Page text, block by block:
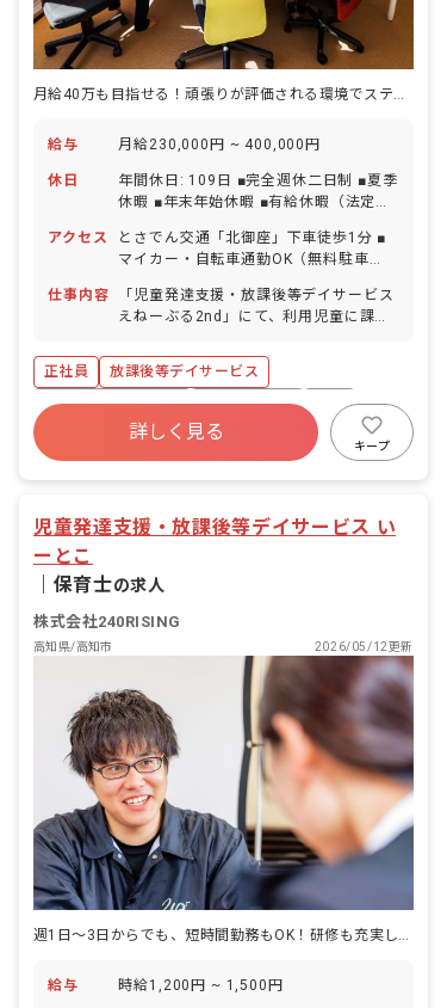
月給40万も目指せる！頑張りが評価される環境でステップアップ・男性も可！
給与 月給230,000円 ~ 400,000円
休日
年間休日: 109日 ■完全週休二日制 ■夏季
休暇 ■年末年始休暇 ■有給休暇（法定通
他の休日は勤務表による ※体調不良等で
職員配置が少なくなった際には、お互い
にヘルプを出せます。体調不良などにつ
いて「お互い様」という意識が職員全体
とができています。
アクセス
とさでん交通「北御座」下車徒歩1分 ■
マイカー・自転車通勤OK（無料駐車
仕事内容
「児童発達支援・放課後等デイサービス
えねーぶる2nd」にて、利用児童に課
していただきます。 ■具体的な仕事内容
※福祉サービスが初めての方でも、不安
なく業務ができるように経験豊富の職員
に相談ができる体制を整えています！ ・
利用児童の保管記録、連絡帳等の作成 ・
角の自宅の利用児については、4事業所
で人員配置に余裕をつくっています。 ■
放課後デイサービスに加え、児童発達支
援事業を実施 上記仕事内容以外にも、未
就学児を担当することが可能です。
正社員
放課後等デイサービス
ボーナス・賞与あり
社会保険完備
有給
福利厚生充実
残業少なめ
昇給昇進あり
詳しく見る
キープ
児童発達支援・放課後等デイサービス い
ーとこ
保育士の求人
株式会社240RISING
高知県/高知市 2026/05/12更新
週1日～3日からでも、短時間勤務もOK！研修も充実しており完全能力給！
給与 時給1,200円 ~ 1,500円